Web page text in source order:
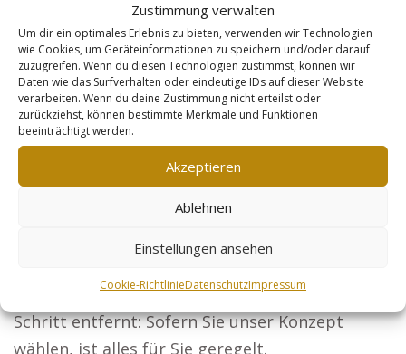
Zustimmung verwalten
Um dir ein optimales Erlebnis zu bieten, verwenden wir Technologien
wie Cookies, um Geräteinformationen zu speichern und/oder darauf
zuzugreifen. Wenn du diesen Technologien zustimmst, können wir
Daten wie das Surfverhalten oder eindeutige IDs auf dieser Website
verarbeiten. Wenn du deine Zustimmung nicht erteilst oder
zurückziehst, können bestimmte Merkmale und Funktionen
beeinträchtigt werden.
Akzeptieren
Ablehnen
Einstellungen ansehen
Cookie-RichtlinieDatenschutzImpressum
Mandantenkreis. Präsentieren Sie Ihre
Architekturleistungen und ziehen Sie neue
Bauherren an.
Steuerberater: Erreichen Sie Firmen und
Privatkunden mit Ihren steuerlichen
Dienstleistungen. Sicherheitsdienste: Etablieren
Sie sich als erste Wahl für Sicherheit bei
Veranstaltungen und Unternehmen. Online-
Händler: Passen Sie Ihre
gewinnen. Ihr Marketing-Erfolg ist nur einen
Schritt entfernt: Sofern Sie unser Konzept
wählen, ist alles für Sie geregelt.